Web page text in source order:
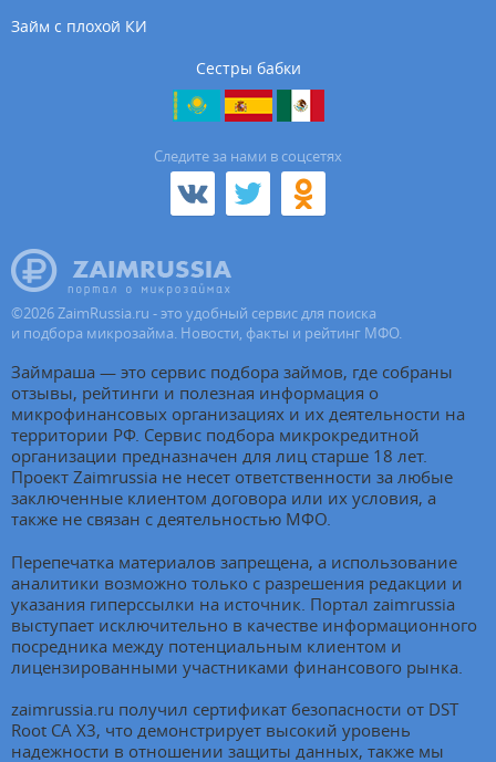
Займ с плохой КИ
Сестры бабки
Cледите за нами в соцсетях
©2026ZaimRussia.ru - это удобный сервис для поиска
и подбора микрозайма. Новости, факты и рейтинг МФО.
Займраша — это сервис подбора займов, где собраны
отзывы, рейтинги и полезная информация о
микрофинансовых организациях и их деятельности на
территории РФ. Сервис подбора микрокредитной
организации предназначен для лиц старше 18 лет.
Проект Zaimrussia не несет ответственности за любые
заключенные клиентом договора или их условия, а
также не связан с деятельностью МФО.
Перепечатка материалов запрещена, а использование
аналитики возможно только с разрешения редакции и
указания гиперссылки на источник. Портал zaimrussia
выступает исключительно в качестве информационного
посредника между потенциальным клиентом и
лицензированными участниками финансового рынка.
zaimrussia.ru получил сертификат безопасности от DST
Root CA X3, что демонстрирует высокий уровень
надежности в отношении защиты данных, также мы